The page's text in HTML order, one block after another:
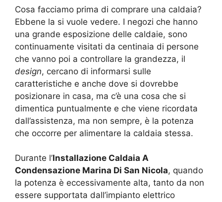
Cosa facciamo prima di comprare una caldaia?
Ebbene la si vuole vedere. I negozi che hanno
una grande esposizione delle caldaie, sono
continuamente visitati da centinaia di persone
che vanno poi a controllare la grandezza, il
design, cercano di informarsi sulle
caratteristiche e anche dove si dovrebbe
posizionare in casa, ma c’è una cosa che si
dimentica puntualmente e che viene ricordata
dall’assistenza, ma non sempre, è la potenza
che occorre per alimentare la caldaia stessa.
Durante l’Installazione Caldaia A
Condensazione Marina Di San Nicola, quando
la potenza è eccessivamente alta, tanto da non
essere supportata dall’impianto elettrico